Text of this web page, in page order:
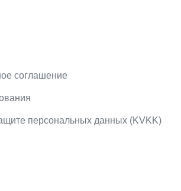
соглашение
персональных данных (KVKK)